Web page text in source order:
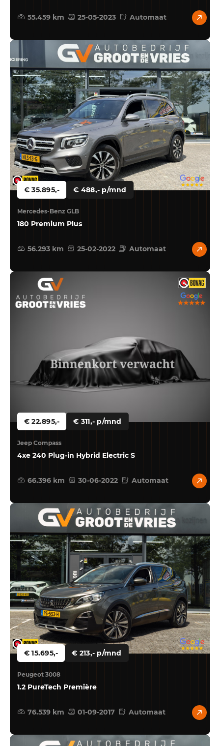
55.459 km 25-05-2023 Automaat
€ 35.895,- € 488,- p/mnd
Mercedes-Benz GLB
180 Premium Plus
56.293 km 25-02-2022 Automaat
€ 22.895,- € 311,- p/mnd
Jeep Compass
4xe 240 Plug-in Hybrid Electric S
66.396 km 30-06-2022 Automaat
€ 15.695,- € 213,- p/mnd
Peugeot 3008
1.2 PureTech Première
76.539 km 01-09-2017 Automaat